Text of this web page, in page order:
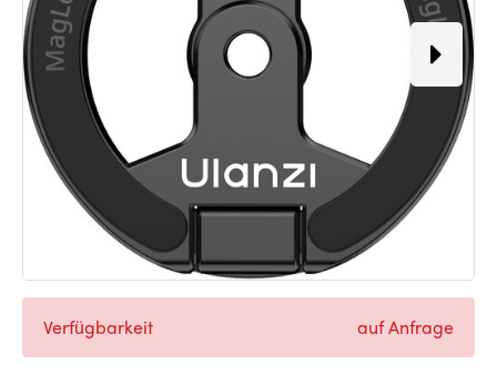
Verfügbarkeit auf Anfrage